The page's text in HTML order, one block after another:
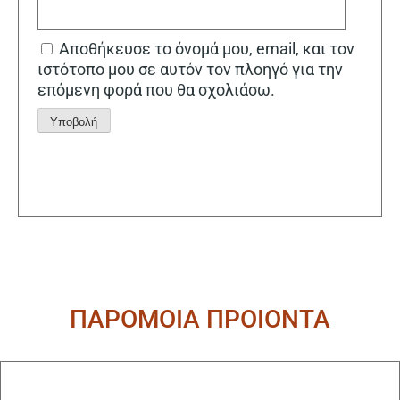
Αποθήκευσε το όνομά μου, email, και τον
ιστότοπο μου σε αυτόν τον πλοηγό για την
επόμενη φορά που θα σχολιάσω.
ΠΑΡΟΜΟΙΑ ΠΡΟΙΟΝΤΑ